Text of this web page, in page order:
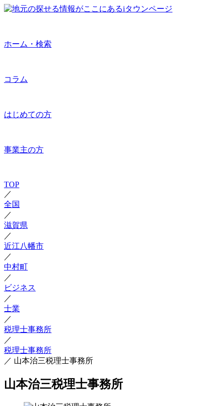
ホーム・検索
コラム
はじめての方
事業主の方
TOP
／
全国
／
滋賀県
／
近江八幡市
／
中村町
／
ビジネス
／
士業
／
税理士事務所
／
税理士事務所
／ 山本治三税理士事務所
山本治三税理士事務所